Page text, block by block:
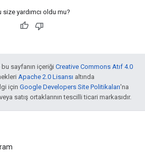
size yardımcı oldu mu?
sayfanın içeriği Creative Commons Atıf 4.0
Apache 2.0 Lisansı altında
için Google Developers Site Politikaları'na
satış ortaklarının tescilli ticari markasıdır.